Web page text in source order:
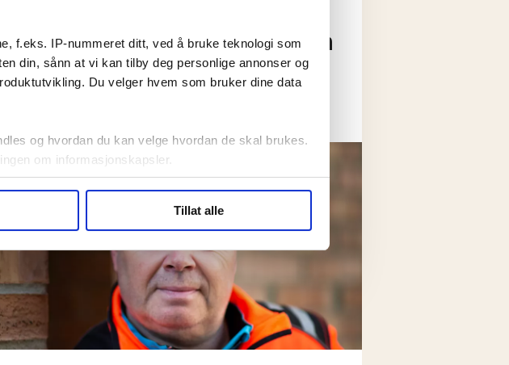
f.eks. IP-nummeret ditt, ved å bruke teknologi som
din, sånn at vi kan tilby deg personlige annonser og
Du velger hvem som bruker dine data
og hvordan du kan velge hvordan de skal brukes.
om informasjonskapsler.
annonser og utarbeide statistikk.
Tillat alle
permitteringer på grunn